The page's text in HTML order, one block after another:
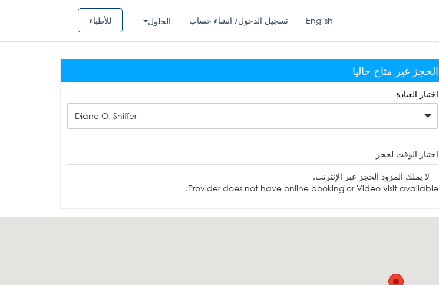
للأطباء الحلول تسجيل الدخول/ انشاء حساب English
الحجز غير متاح حاليا
اختيار العيادة
Diane O. Shiffer
اختيار الوقت لحجز
لا يملك المزود الحجز عبر الإنترنت.
Provider does not have online booking or Video visit available.